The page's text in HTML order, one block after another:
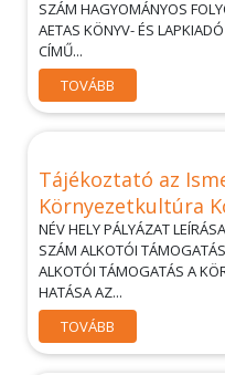
SZÁM HAGYOMÁNYOS
AETAS KÖNYV- ÉS
CÍMŰ...
TOVÁBB
Tájékoztató az
Környezetkultúra
NÉV HELY PÁLYÁZAT
SZÁM ALKOTÓI
ALKOTÓI TÁMOGATÁS A
HATÁSA AZ...
TOVÁBB